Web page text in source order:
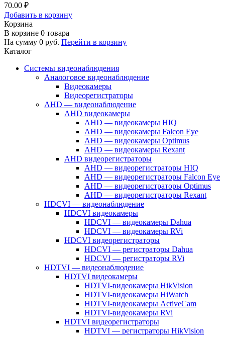
70.00 ₽
Добавить в корзину
Корзина
В корзине 0 товара
На сумму 0 руб. Перейти в корзину
Каталог
Системы видеонаблюдения
Аналоговое видеонаблюдение
Видеокамеры
Видеорегистраторы
AHD — видеонаблюдение
AHD видеокамеры
AHD — видеокамеры HIQ
AHD — видеокамеры Falcon Eye
AHD — видеокамеры Optimus
AHD — видеокамеры Rexant
AHD видеорегистраторы
AHD — видеорегистраторы HIQ
AHD — видеорегистраторы Falcon Eye
AHD — видеорегистраторы Optimus
AHD — видеорегистраторы Rexant
HDCVI — видеонаблюдение
HDCVI видеокамеры
HDCVI — видеокамеры Dahua
HDCVI — видеокамеры RVi
HDCVI видеорегистраторы
HDCVI — регистраторы Dahua
HDCVI — регистраторы RVi
HDTVI — видеонаблюдение
HDTVI видеокамеры
HDTVI-видеокамеры HikVision
HDTVI-видеокамеры HiWatch
HDTVI-видеокамеры ActiveCam
HDTVI-видеокамеры RVi
HDTVI видеорегистраторы
HDTVI — регистраторы HikVision